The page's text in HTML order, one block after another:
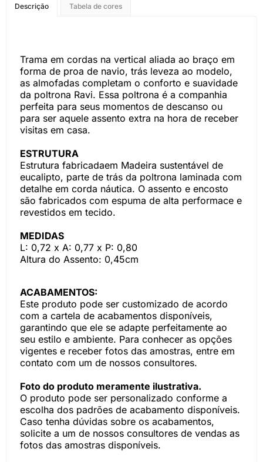
Descrição Tabela de cores
Trama em cordas na vertical aliada ao braço em
forma de proa de navio, trás leveza ao modelo,
as almofadas completam o conforto e suavidade
da poltrona Ravi. Essa poltrona é a companhia
perfeita para seus momentos de descanso ou
para ser aquele assento extra na hora de receber
visitas em casa.
ESTRUTURA
Estrutura fabricadaem Madeira sustentável de
eucalipto, parte de trás da poltrona laminada com
detalhe em corda náutica. O assento e encosto
são fabricados com espuma de alta performace e
revestidos em tecido.
MEDIDAS
L: 0,72 x A: 0,77 x P: 0,80
Altura do Assento: 0,45cm
ACABAMENTOS:
Este produto pode ser customizado de acordo
com a cartela de acabamentos disponíveis,
garantindo que ele se adapte perfeitamente ao
seu estilo e ambiente. Para conhecer as opções
vigentes e receber fotos das amostras, entre em
contato com um de nossos consultores.
Foto do produto meramente ilustrativa.
O produto pode ser personalizado conforme a
escolha dos padrões de acabamento disponíveis.
Caso tenha dúvidas sobre os acabamentos,
solicite a um de nossos consultores de vendas as
fotos das amostras disponíveis.